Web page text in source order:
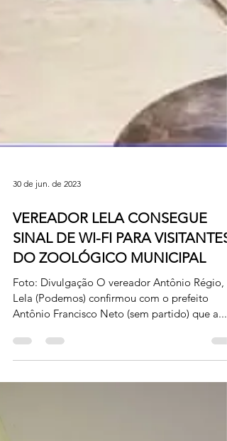
30 de jun. de 2023
VEREADOR LELA CONSEGUE
SINAL DE WI-FI PARA VISITANTES
Antônio Francisco Neto (sem partido) que a...